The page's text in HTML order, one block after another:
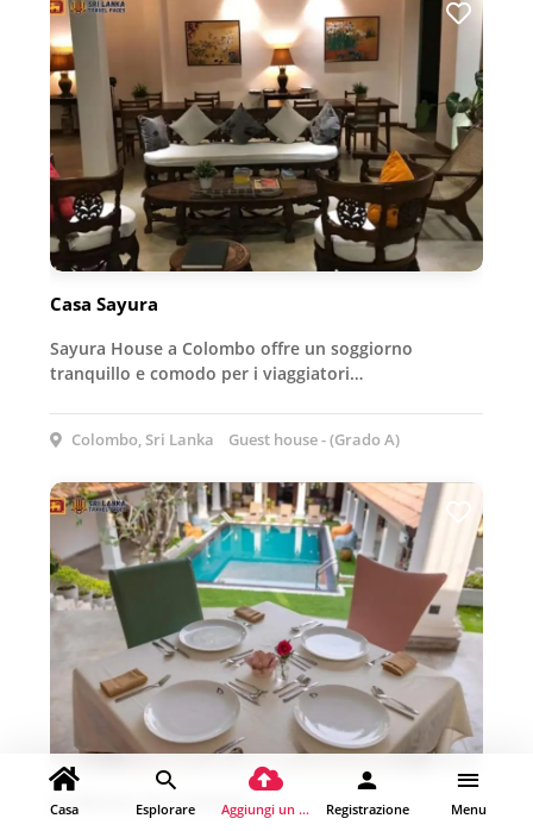
Casa Sayura
Sayura House a Colombo offre un soggiorno
tranquillo e comodo per i viaggiatori…
Colombo, Sri Lanka Guest house - (Grado A)
La Maison de Colombo
Casa Esplorare Aggiungi un luogo Registrazione Menu